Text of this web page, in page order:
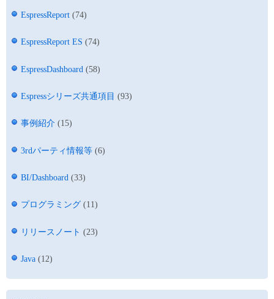
EspressReport (74)
EspressReport ES (74)
EspressDashboard (58)
Espressシリーズ共通項目 (93)
事例紹介 (15)
3rdパーティ情報等 (6)
BI/Dashboard (33)
プログラミング (11)
リリースノート (23)
Java (12)